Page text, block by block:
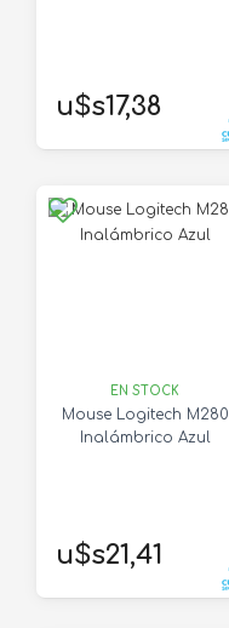
u$s17,38
EN STOCK
Mouse Logitech M280
Inalámbrico Azul
u$s21,41